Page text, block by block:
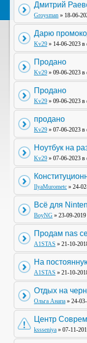
Дмитрий
Groysman » 18-06-
Дарю
Kv29 » 14-06-2023
Продано
Kv29 » 09-06-2023
Продано
Kv29 » 09-06-2023
продано
Kv29 » 07-06-2023
Ноутбук на
Kv29 » 07-06-2023
IlyaMurometc » 24-
Всё для
BoyNG » 23-09-
Продам nas
A1STAS » 21-10-
На
A1STAS » 21-10-
Отдых на
Ольга Анапа » 24-
Центр
kssseniya » 07-11-